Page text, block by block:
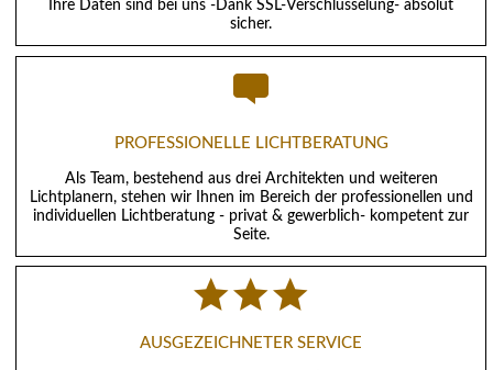
Ihre Daten sind bei uns -Dank SSL-Verschlüsselung- absolut
sicher.
PROFESSIONELLE LICHTBERATUNG
Als Team, bestehend aus drei Architekten und weiteren
Lichtplanern, stehen wir Ihnen im Bereich der professionellen und
individuellen Lichtberatung - privat & gewerblich- kompetent zur
Seite.
AUSGEZEICHNETER SERVICE